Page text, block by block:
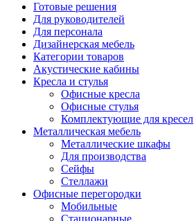
Готовые решения
Для руководителей
Для персонала
Дизайнерская мебель
Категории товаров
Акустические кабины
Кресла и стулья
Офисные кресла
Офисные стулья
Комплектующие для кресел
Металлическая мебель
Металлические шкафы
Для производства
Сейфы
Стеллажи
Офисные перегородки
Мобильные
Стационарные